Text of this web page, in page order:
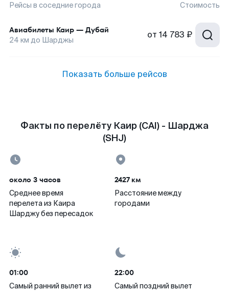
Рейсы в соседние города Стоимость
Авиабилеты Каир — Дубай
24 км до Шарджы от 14 783 ₽
Показать больше рейсов
Факты по перелёту Каир (CAI) - Шарджа
(SHJ)
около 3 часов
Среднее время
перелета из Каира
Шарджу без пересадок
2427 км
Расстояние между
городами
01:00
Самый ранний вылет из
22:00
Самый поздний вылет